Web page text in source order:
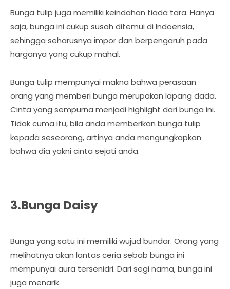
Bunga tulip juga memiliki keindahan tiada tara. Hanya
saja, bunga ini cukup susah ditemui di Indoensia,
sehingga seharusnya impor dan berpengaruh pada
harganya yang cukup mahal.
Bunga tulip mempunyai makna bahwa perasaan
orang yang memberi bunga merupakan lapang dada.
Cinta yang sempurna menjadi highlight dari bunga ini.
Tidak cuma itu, bila anda memberikan bunga tulip
kepada seseorang, artinya anda mengungkapkan
bahwa dia yakni cinta sejati anda.
3.Bunga Daisy
Bunga yang satu ini memiliki wujud bundar. Orang yang
melihatnya akan lantas ceria sebab bunga ini
mempunyai aura tersenidri. Dari segi nama, bunga ini
juga menarik.